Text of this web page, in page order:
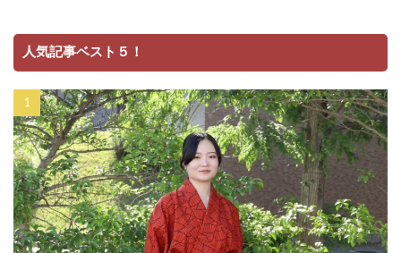
人気記事ベスト５！